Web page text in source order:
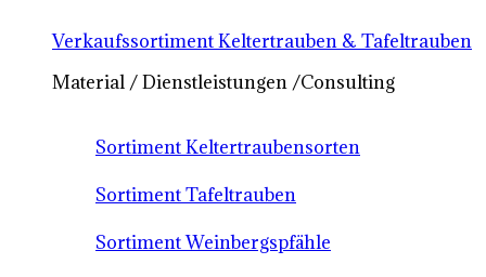
Verkaufssortiment Keltertrauben & Tafeltrauben
Material / Dienstleistungen /Consulting
Sortiment Keltertraubensorten
Sortiment Tafeltrauben
Sortiment Weinbergspfähle